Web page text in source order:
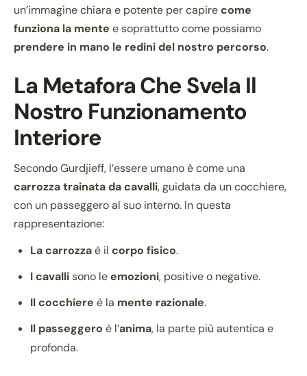
un’immagine chiara e potente per capirecome
funziona la mente e soprattutto come possiamo
prendere in mano le redini del nostro percorso.
La Metafora Che Svela Il
Nostro Funzionamento
Interiore
Secondo Gurdjieff, l’essere umano è come una
carrozza trainata da cavalli, guidata da un cocchiere,
con un passeggero al suo interno. In questa
rappresentazione:
La carrozzaè il corpo fisico.
I cavallisono leemozioni, positive o negative.
Il cocchiere è la mente razionale.
Il passeggero è l’anima, la parte più autentica e
profonda.